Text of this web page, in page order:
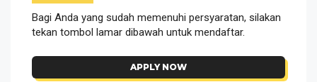
Bagi Anda yang sudah memenuhi persyaratan, silakan
tekan tombol lamar dibawah untuk mendaftar.
APPLY NOW